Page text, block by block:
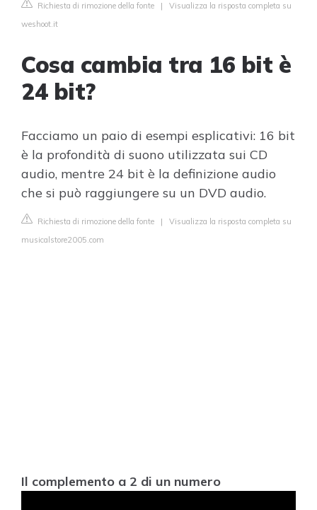
Richiesta di rimozione della fonte | Visualizza la risposta completa su
weshoot.it
Cosa cambia tra 16 bit è
24 bit?
Facciamo un paio di esempi esplicativi: 16 bit
è la profondità di suono utilizzata sui CD
audio, mentre 24 bit è la definizione audio
che si può raggiungere su un DVD audio.
Richiesta di rimozione della fonte | Visualizza la risposta completa su
musicalstore2005.com
Il complemento a 2 di un numero